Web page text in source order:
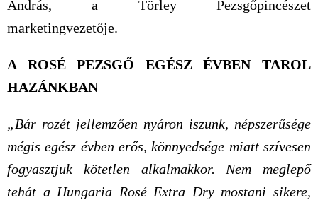
András, a Törley Pezsgőpincészet
marketingvezetője.
A ROSÉ PEZSGŐ EGÉSZ ÉVBEN TAROL
HAZÁNKBAN
„Bár rozét jellemzően nyáron iszunk, népszerűsége
mégis egész évben erős, könnyedsége miatt szívesen
fogyasztjuk kötetlen alkalmakkor. Nem meglepő
tehát a Hungaria Rosé Extra Dry mostani sikere,